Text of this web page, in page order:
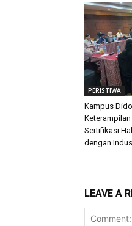
PERISTIWA
Kampus
Sertifikasi
dengan
LEAVE A